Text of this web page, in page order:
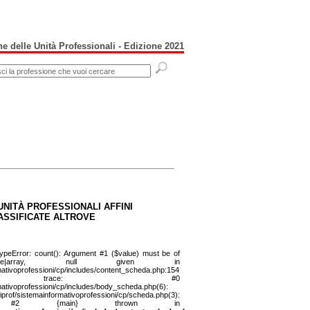
delle Unità Professionali - Edizione 2021
PROFESSIONALI AFFINI
ALTROVE
count(): Argument #1 ($value) must be of
null given in
cp/includes/content_scheda.php:154
trace: #0
cp/includes/body_scheda.php(6):
sistemainformativoprofessioni/cp/scheda.php(3):
#2 {main} thrown in